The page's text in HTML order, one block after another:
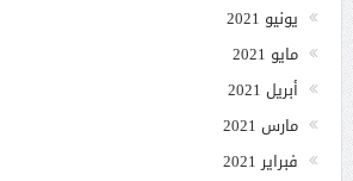
يونيو 2021
مايو 2021
أبريل 2021
مارس 2021
فبراير 2021